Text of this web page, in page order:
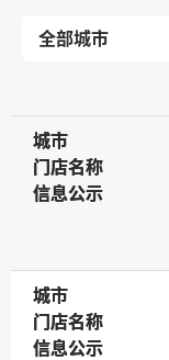
城市
城市
门店名称
门店名称
信息公示
信息公示
城市
城市
门店名称
门店名称
信息公示
信息公示